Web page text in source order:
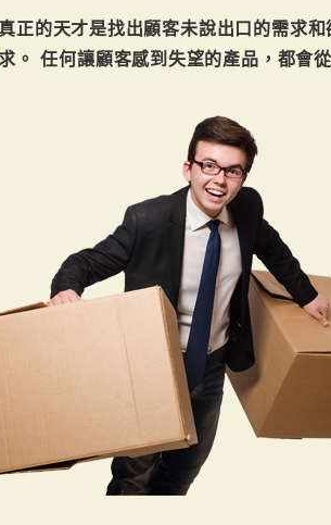
正的天才是找出顧客未說出口的需求
。 任何讓顧客感到失望的產品，都會